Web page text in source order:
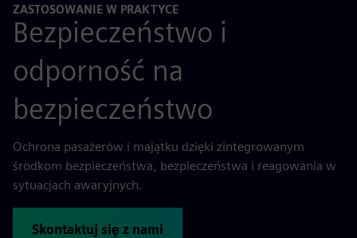
ZASTOSOWANIE W PRAKTYCE
Bezpieczeństwo i
odporność na
bezpieczeństwo
Ochrona pasażerów i majątku dzięki zintegrowanym
środkom bezpieczeństwa, bezpieczeństwa i reagowania w
sytuacjach awaryjnych.
Skontaktuj się z nami